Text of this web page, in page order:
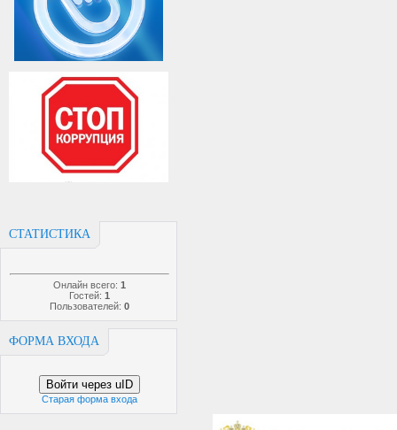
СТАТИСТИКА
Онлайн всего: 1
Гостей: 1
Пользователей: 0
ФОРМА ВХОДА
Войти через uID
Старая форма входа